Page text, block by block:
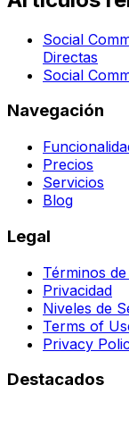
Social
Directas
Social
Navegación
Precios
Servicios
Blog
Legal
Términos
Privacidad
Niveles de
Terms of
Privacy
Destacados